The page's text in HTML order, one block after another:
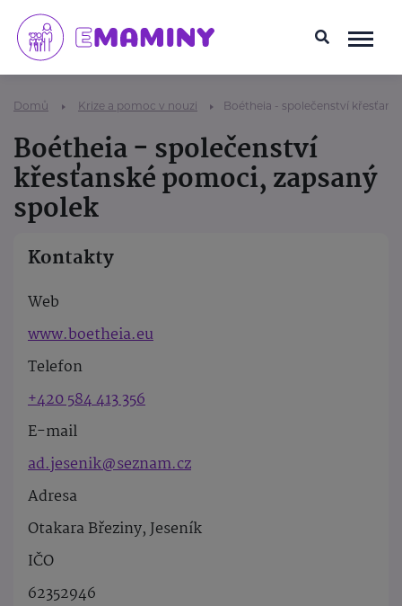
Domů Krize a pomoc v nouzi Boétheia - společenství
Boétheia - společenství
křesťanské pomoci, zapsaný
spolek
Kontakty
Web
www.boetheia.eu
Telefon
+420 584 413 356
E-mail
ad.jesenik@seznam.cz
Adresa
Otakara Březiny, Jeseník
IČO
62352946